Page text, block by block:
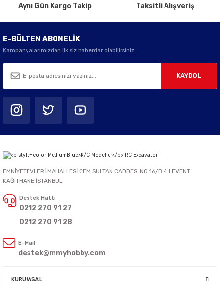
Aynı Gün Kargo Takip Taksitli Alışveriş
E-BÜLTEN ABONELİK
Kampanyalarımızdan ilk siz haberdar olabilirsiniz.
KAYDOL
EMNİYETEVLERİ MAHALLESİ CEM SULTAN CADDESİ NO:16/B 4.LEVENT
KAĞITHANE İSTANBUL
Destek Hattı
0212 270 91 27
0212 270 91 28
E-Mail
destek@mmyhobby.com
KURUMSAL